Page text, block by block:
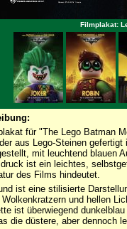
Filmplakat:
für "The Lego Batman
aus Lego-Steinen
mit leuchtend blauen
ist ein leichtes,
des Films hindeutet.
ist eine stilisierte
Wolkenkratzern und hellen
ist überwiegend
die düstere, aber dennoch